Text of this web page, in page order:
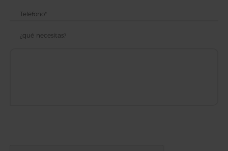
¿qué necesitas?